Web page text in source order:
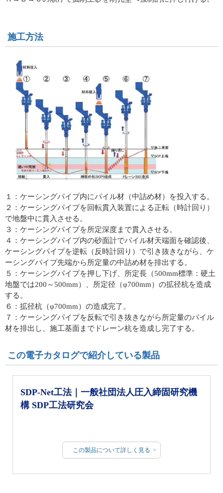
施工方法
１：ケーシングパイプ内にパイル材（中詰め材）を投入する。
２：ケーシングパイプを回転貫入装置による正転（時計回り）
で地盤中に貫入させる。
３：ケーシングパイプを所定深度まで貫入させる。
４：ケーシングパイプ内の砂面計でパイル材天端面を確認後、
ケーシングパイプを逆転（反時計回り）で引き抜きながら、ケ
ーシングパイプ先端から所定量の中詰め材を排出する。
５：ケーシングパイプを押し下げ、所定長（500mm標準：硬土
地盤では200～500mm）、所定径（φ700mm）の拡径杭を造成
する。
６：拡径杭（φ700mm）の造成完了。
７：ケーシングパイプを反転で引き抜きながら所定量のパイル
材を排出し、施工基面までドレーン杭を造成し完了する。
この電子カタログで紹介している製品
SDP-Net工法｜一般社団法人圧入締固研究機
構 SDP工法研究会
この製品について詳しく見る